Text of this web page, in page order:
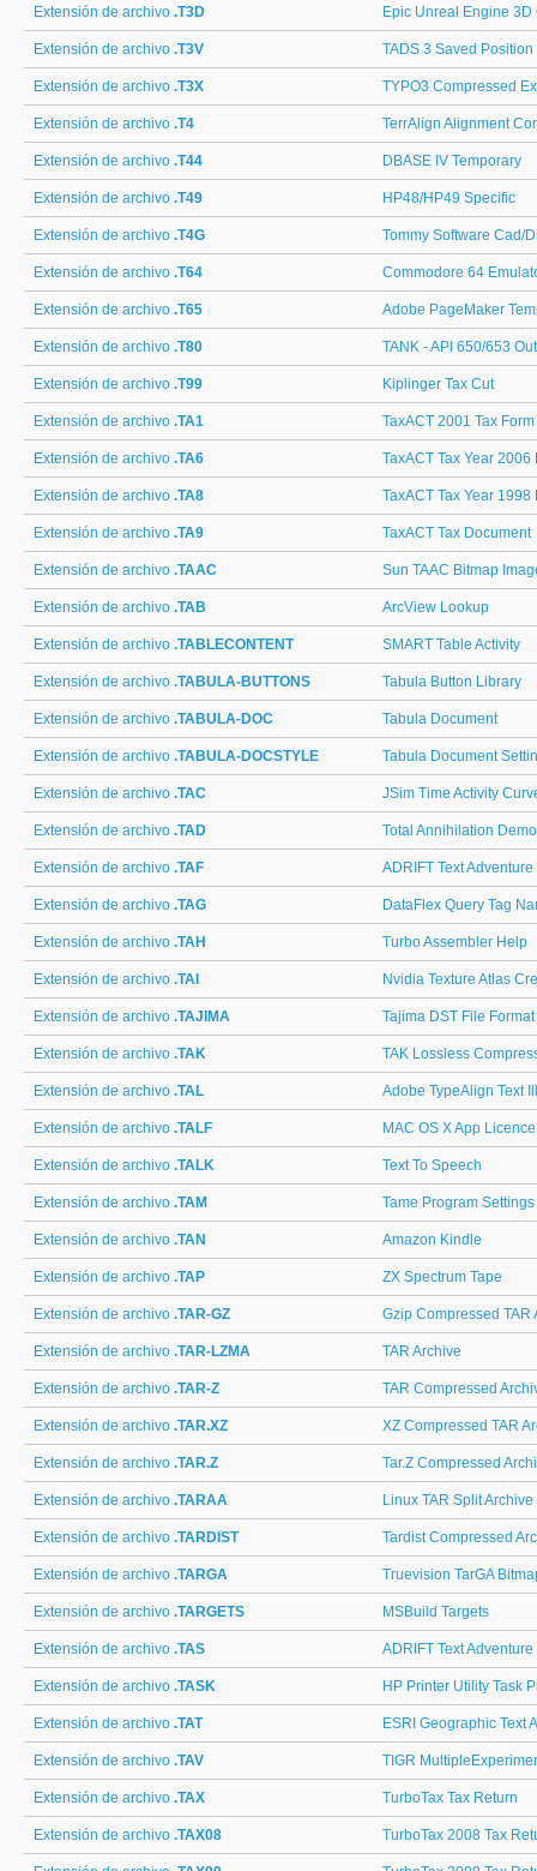
Extensión de archivo .T3D Epic Unreal Engine 3D
Extensión de archivo .T3V TADS 3 Saved Position
Extensión de archivo .T3X TYPO3 Compressed
Extensión de archivo .T4 TerrAlign Alignment
Extensión de archivo .T44 DBASE IV Temporary
Extensión de archivo .T49 HP48/HP49 Specific
Extensión de archivo .T4G Tommy Software Cad/
Extensión de archivo .T64 Commodore 64
Extensión de archivo .T65 Adobe PageMaker
Extensión de archivo .T80 TANK - API 650/653
Extensión de archivo .T99 Kiplinger Tax Cut
Extensión de archivo .TA1 TaxACT 2001 Tax Form
Extensión de archivo .TA6 TaxACT Tax Year 2006
Extensión de archivo .TA8 TaxACT Tax Year 1998
Extensión de archivo .TA9 TaxACT Tax Document
Extensión de archivo .TAAC Sun TAAC Bitmap
Extensión de archivo .TAB ArcView Lookup
Extensión de archivo .TABLECONTENT SMART Table Activity
Extensión de archivo .TABULA-BUTTONS Tabula Button Library
Extensión de archivo .TABULA-DOC Tabula Document
Extensión de archivo .TABULA-DOCSTYLE Tabula Document
Extensión de archivo .TAC JSim Time Activity
Extensión de archivo .TAD Total Annihilation
Extensión de archivo .TAF ADRIFT Text Adventure
Extensión de archivo .TAG DataFlex Query Tag
Extensión de archivo .TAH Turbo Assembler Help
Extensión de archivo .TAI Nvidia Texture Atlas
Extensión de archivo .TAJIMA Tajima DST File Format
Extensión de archivo .TAK TAK Lossless
Extensión de archivo .TAL Adobe TypeAlign Text
Extensión de archivo .TALF MAC OS X App Licence
Extensión de archivo .TALK Text To Speech
Extensión de archivo .TAM Tame Program Settings
Extensión de archivo .TAN Amazon Kindle
Extensión de archivo .TAP ZX Spectrum Tape
Extensión de archivo .TAR-GZ Gzip Compressed TAR
Extensión de archivo .TAR-LZMA TAR Archive
Extensión de archivo .TAR-Z TAR Compressed
Extensión de archivo .TAR.XZ XZ Compressed TAR
Extensión de archivo .TAR.Z Tar.Z Compressed
Extensión de archivo .TARAA Linux TAR Split Archive
Extensión de archivo .TARDIST Tardist Compressed
Extensión de archivo .TARGA Truevision TarGA
Extensión de archivo .TARGETS MSBuild Targets
Extensión de archivo .TAS ADRIFT Text
Extensión de archivo .TASK HP Printer Utility Task
Extensión de archivo .TAT ESRI Geographic Text
Extensión de archivo .TAV TIGR
Extensión de archivo .TAX TurboTax Tax Return
Extensión de archivo .TAX08 TurboTax 2008 Tax